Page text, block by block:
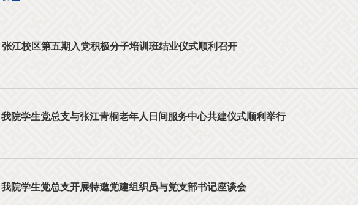
张江校区第五期入党积极分子培训班结业仪式顺利召开
我院学生党总支与张江青桐老年人日间服务中心共建仪式顺利举行
我院学生党总支开展特邀党建组织员与党支部书记座谈会